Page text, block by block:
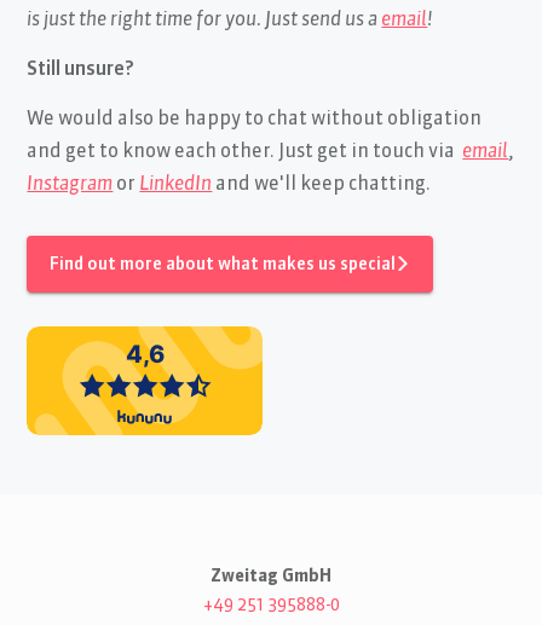
is just the right time for you. Just send us a email!
Still unsure?
We would also be happy to chat without obligation
and get to know each other. Just get in touch via email,
Instagram or LinkedIn and we'll keep chatting.
Find out more about what makes us special
Zweitag GmbH
+49 251 395888-0